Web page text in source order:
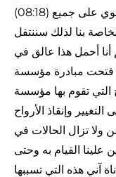
(08:18) فيلم معماري وهذا فيلم جيد جدًا لأنه يحتوي على جميع
بنا لذلك سننتقل
أنا أحمل هذا عالق في
لذلك لأكثر من 40 عامًا فتحت مبادرة مؤسسة
التي تقوم بها مؤسسة
وإنقاذ الأرواح
تزال الحالات في
علينا القيام به وحتى
آني هذه التي تسببها